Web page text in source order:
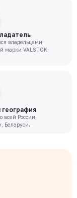
владельцами
марки VALSTOK
всей России,
Беларуси.